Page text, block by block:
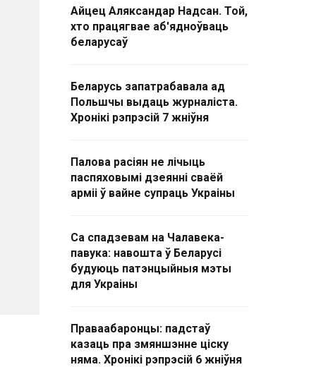
Айцец Аляксандар Надсан. Той,
хто працягвае аб'ядноўваць
беларусаў
Беларусь запатрабавала ад
Польшчы выдаць журналіста.
Хронікі рэпрэсій 7 жніўня
Палова расіян не лічыць
паспяховымі дзеянні сваёй
арміі ў вайне супраць Украіны
Са спадзевам на Чалавека-
павука: навошта ў Беларусі
будуюць патэнцыйныя мэты
для Украіны
Праваабаронцы: падстаў
казаць пра змяншэнне ціску
няма. Хронікі рэпрэсій 6 жніўня